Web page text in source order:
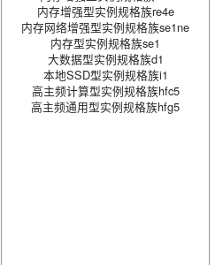
内存增强型实例规格族re4e
内存网络增强型实例规格族se1ne
内存型实例规格族se1
大数据型实例规格族d1
本地SSD型实例规格族i1
高主频计算型实例规格族hfc5
高主频通用型实例规格族hfg5